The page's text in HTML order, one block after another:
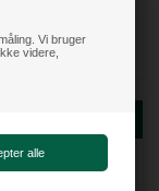
Vi bruger
videre,